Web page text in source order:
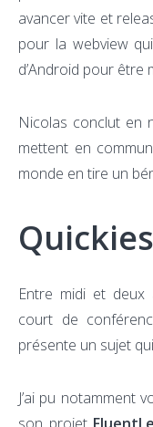
avancer vite et
pour la webview
d’Android pour être
Nicolas conclut en
mettent en
monde en tire un
Quickies
Entre midi et deux
court de
présente un sujet
J’ai pu notamment